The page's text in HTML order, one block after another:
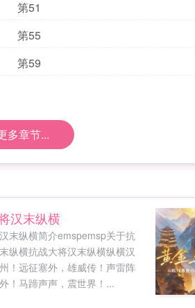
第51
第55
第59
多章节...
汉末纵横
末纵横简介emspemsp关于抗
纵横抗战大将汉末纵横纵横汉
！远征塞外，雄威传！声雷阵
！马蹄声声，震世界！...